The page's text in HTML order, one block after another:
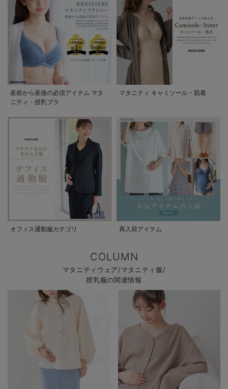
産前から産後の必須アイテム マタ
ニティ・授乳ブラ
マタニティ キャミソール・肌着
オフィス通勤服カテゴリ 再入荷アイテム
COLUMN
マタニティウェア/マタニティ服/
授乳服の関連情報